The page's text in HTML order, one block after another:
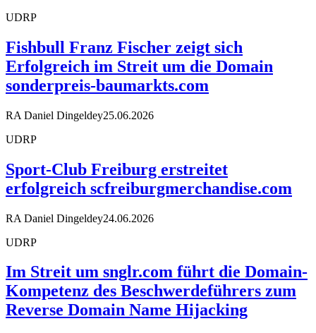
UDRP
Fishbull Franz Fischer zeigt sich
Erfolgreich im Streit um die Domain
sonderpreis-baumarkts.com
RA Daniel Dingeldey25.06.2026
UDRP
Sport-Club Freiburg erstreitet
erfolgreich scfreiburgmerchandise.com
RA Daniel Dingeldey24.06.2026
UDRP
Im Streit um snglr.com führt die Domain-
Kompetenz des Beschwerdeführers zum
Reverse Domain Name Hijacking